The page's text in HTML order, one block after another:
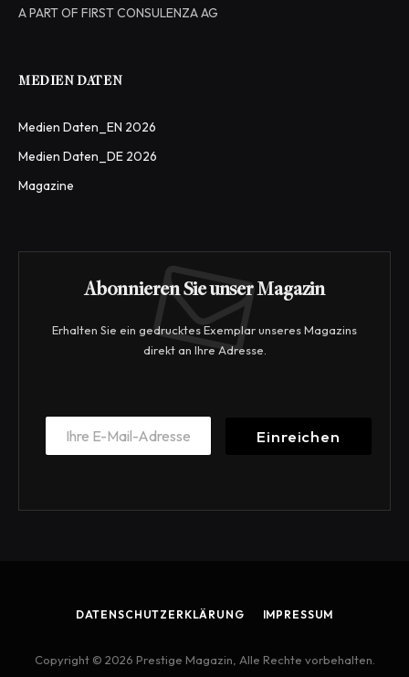
A PART OF FIRST CONSULENZA AG
MEDIEN DATEN
Medien Daten_EN 2026
Medien Daten_DE 2026
Magazine
Abonnieren Sie unser Magazin
Erhalten Sie ein gedrucktes Exemplar unseres Magazins
direkt an Ihre Adresse.
E
a
*
Einreichen
DATENSCHUTZERKLÄRUNG IMPRESSUM
Copyright © 2026 Prestige Magazin, Alle Rechte vorbehalten.